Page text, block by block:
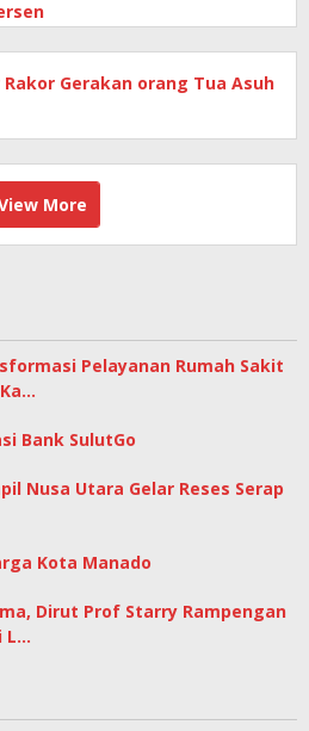
Gerakan orang Tua Asuh
More
Pelayanan Rumah Sakit
Bank SulutGo
Nusa Utara Gelar Reses Serap
Kota Manado
Dirut Prof Starry Rampengan
L…